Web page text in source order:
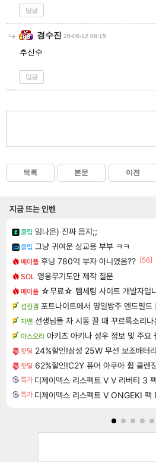
답글
경수진 26-06-12 08:15
추신수
답글
목록 본문 이전
지금 뜨는 인벤
클립 임나은) 진짜 음지;;
클립 그냥 귀여운 상교용 부부 ㅋㅋ
메이플 후닝 780억 부자 아니였음?? [56]
SOL 영웅무기도안 제작 질문
메이플 ☆무료☆ 템세팅 사이트 개발자입
섭컬겜 포트나이트에서 명일방주 엔드필
차벤 선생님들 차 시동 끌 때 꾸르륵소리나
아스오라 아키츠 아키나 성우 정보 및 주요
핫딜 24%할인!삼성 25W 무선 보조배터리 고속 대용
핫딜 62%할인!C2Y 퓨어 아쿠아 휩 클렌
특가
특가